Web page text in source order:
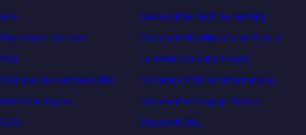
Avis
Règlement intérieur
FAQ
Politique de confidentialité
Mentions légales
CGU
Découvrir le machine learning
Découvrir l’intelligence artificielle
Le métier de Data Analyst
Formation POEI en informatique
Découvrir le langage Python
Découvrir SQL